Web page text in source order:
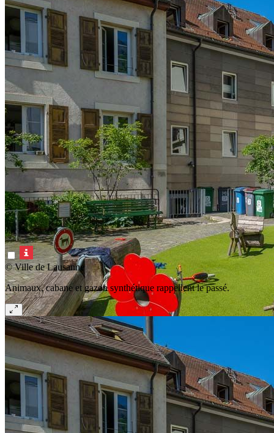
© Ville de Lausanne
Animaux, cabane et gazon synthétique rappellent le passé.